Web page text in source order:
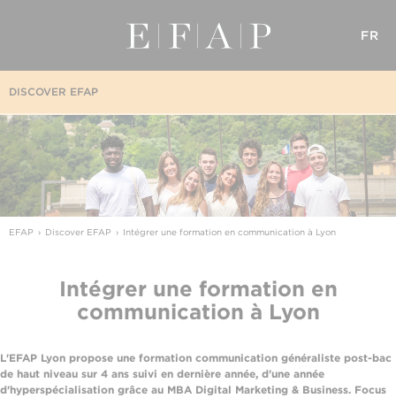
FR
DISCOVER EFAP
EFAP Discover EFAP Intégrer une formation en communication à Lyon
Intégrer une formation en
communication à Lyon
L'EFAP Lyon propose une formation communication généraliste post-bac
de haut niveau sur 4 ans suivi en dernière année, d'une année
d'hyperspécialisation grâce au MBA Digital Marketing & Business. Focus